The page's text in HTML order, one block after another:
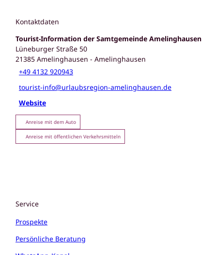
Kontaktdaten
Tourist-Information der Samtgemeinde Amelinghausen
Lüneburger Straße 50
21385 Amelinghausen - Amelinghausen
+49 4132 920943
tourist-info@urlaubsregion-amelinghausen.de
Website
Anreise mit dem Auto
Anreise mit öffentlichen Verkehrsmitteln
Service
Prospekte
Persönliche Beratung